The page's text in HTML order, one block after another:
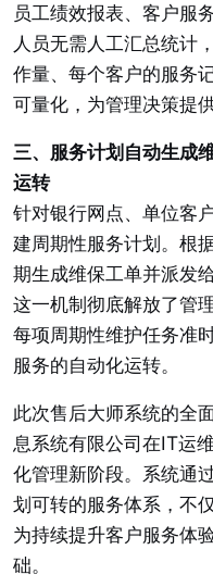
员工绩效报表、客户服
人员无需人工汇总统计
作量、每个客户的服务
可量化，为管理决策提
三、服务计划自动生成
运转
针对银行网点、单位客
建周期性服务计划。根
期生成维保工单并派发
这一机制彻底解放了管
每项周期性维护任务准
服务的自动化运转。
此次售后大师系统的全
息系统有限公司在IT运
化管理新阶段。系统通
划可转的服务体系，不
为持续提升客户服务体
础。